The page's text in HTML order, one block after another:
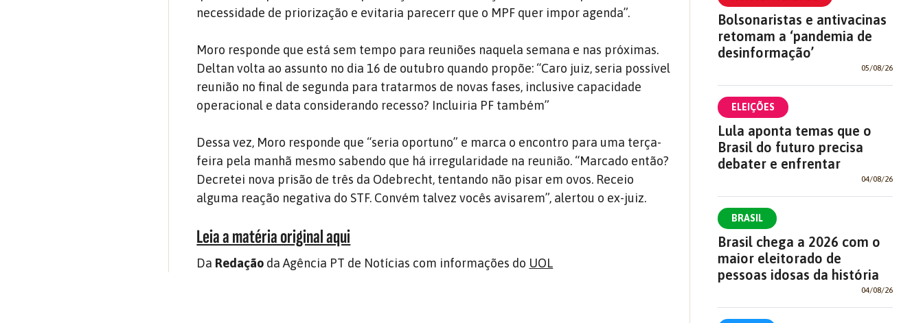
necessidade de priorização e evitaria parecerr que o MPF quer impor agenda”.
Moro responde que está sem tempo para reuniões naquela semana e nas próximas.
Deltan volta ao assunto no dia 16 de outubro quando propõe: “Caro juiz, seria possível
reunião no final de segunda para tratarmos de novas fases, inclusive capacidade
operacional e data considerando recesso? Incluiria PF também”
Dessa vez, Moro responde que “seria oportuno” e marca o encontro para uma terça-
feira pela manhã mesmo sabendo que há irregularidade na reunião. “Marcado então?
Decretei nova prisão de três da Odebrecht, tentando não pisar em ovos. Receio
alguma reação negativa do STF. Convém talvez vocês avisarem”, alertou o ex-juiz.
Leia a matéria original aqui
Da Redação da Agência PT de Notícias com informações do UOL
Bolsonaristas e antivacinas
retomam a ‘pandemia de
desinformação’
05/08/26
ELEIÇÕES
Lula aponta temas que o
Brasil do futuro precisa
debater e enfrentar
04/08/26
BRASIL
Brasil chega a 2026 com o
maior eleitorado de
pessoas idosas da história
04/08/26